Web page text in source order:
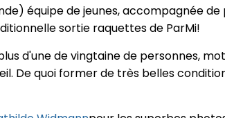
équipe de jeunes, accompagnée de
sortie raquettes de ParMi!
d'une de vingtaine de personnes,
De quoi former de très belles